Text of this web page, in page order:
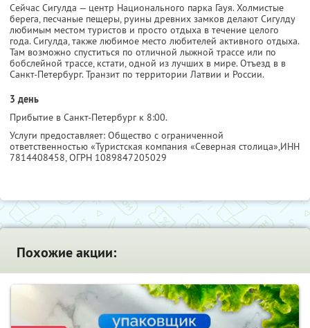
Сейчас Сигулда — центр Национального парка Гауя. Холмистые
берега, песчаные пещеры, руины древних замков делают Сигулду
любимым местом туристов и просто отдыха в течение целого
года. Сигулда, также любимое место любителей активного отдыха.
Там возможно спуститься по отличной лыжной трассе или по
бобслейной трассе, кстати, одной из лучших в мире. Отъезд в в
Санкт-Петербург. Транзит по территории Латвии и России.
3 день
Прибытие в Санкт-Петербург к 8:00.
Услуги предоставляет: Общество с ограниченной
ответственностью «Туристская компания «Северная столица»,ИНН
7814408458, ОГРН 1089847205029
Похожие акции: